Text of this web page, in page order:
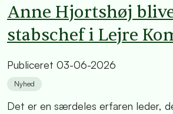
Anne Hjortshøj
stabschef i Lejre
Publiceret 03-06-2026
Nyhed
Det er en særdeles erfaren leder,